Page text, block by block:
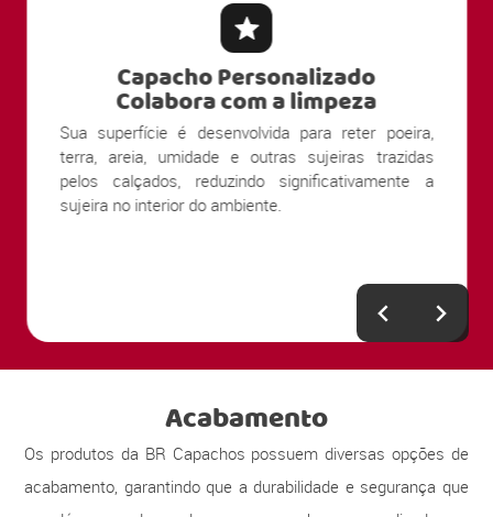
Capacho Personalizado
Protege o piso
Ao evitar o contato direto de partículas abrasivas
com o piso, o capacho personalizado contribui para
a preservação de porcelanatos, laminados, pisos
vinílicos, madeira e outros revestimentos.
Acabamento
Os produtos da BR Capachos possuem diversas opções de
acabamento, garantindo que a durabilidade e segurança que